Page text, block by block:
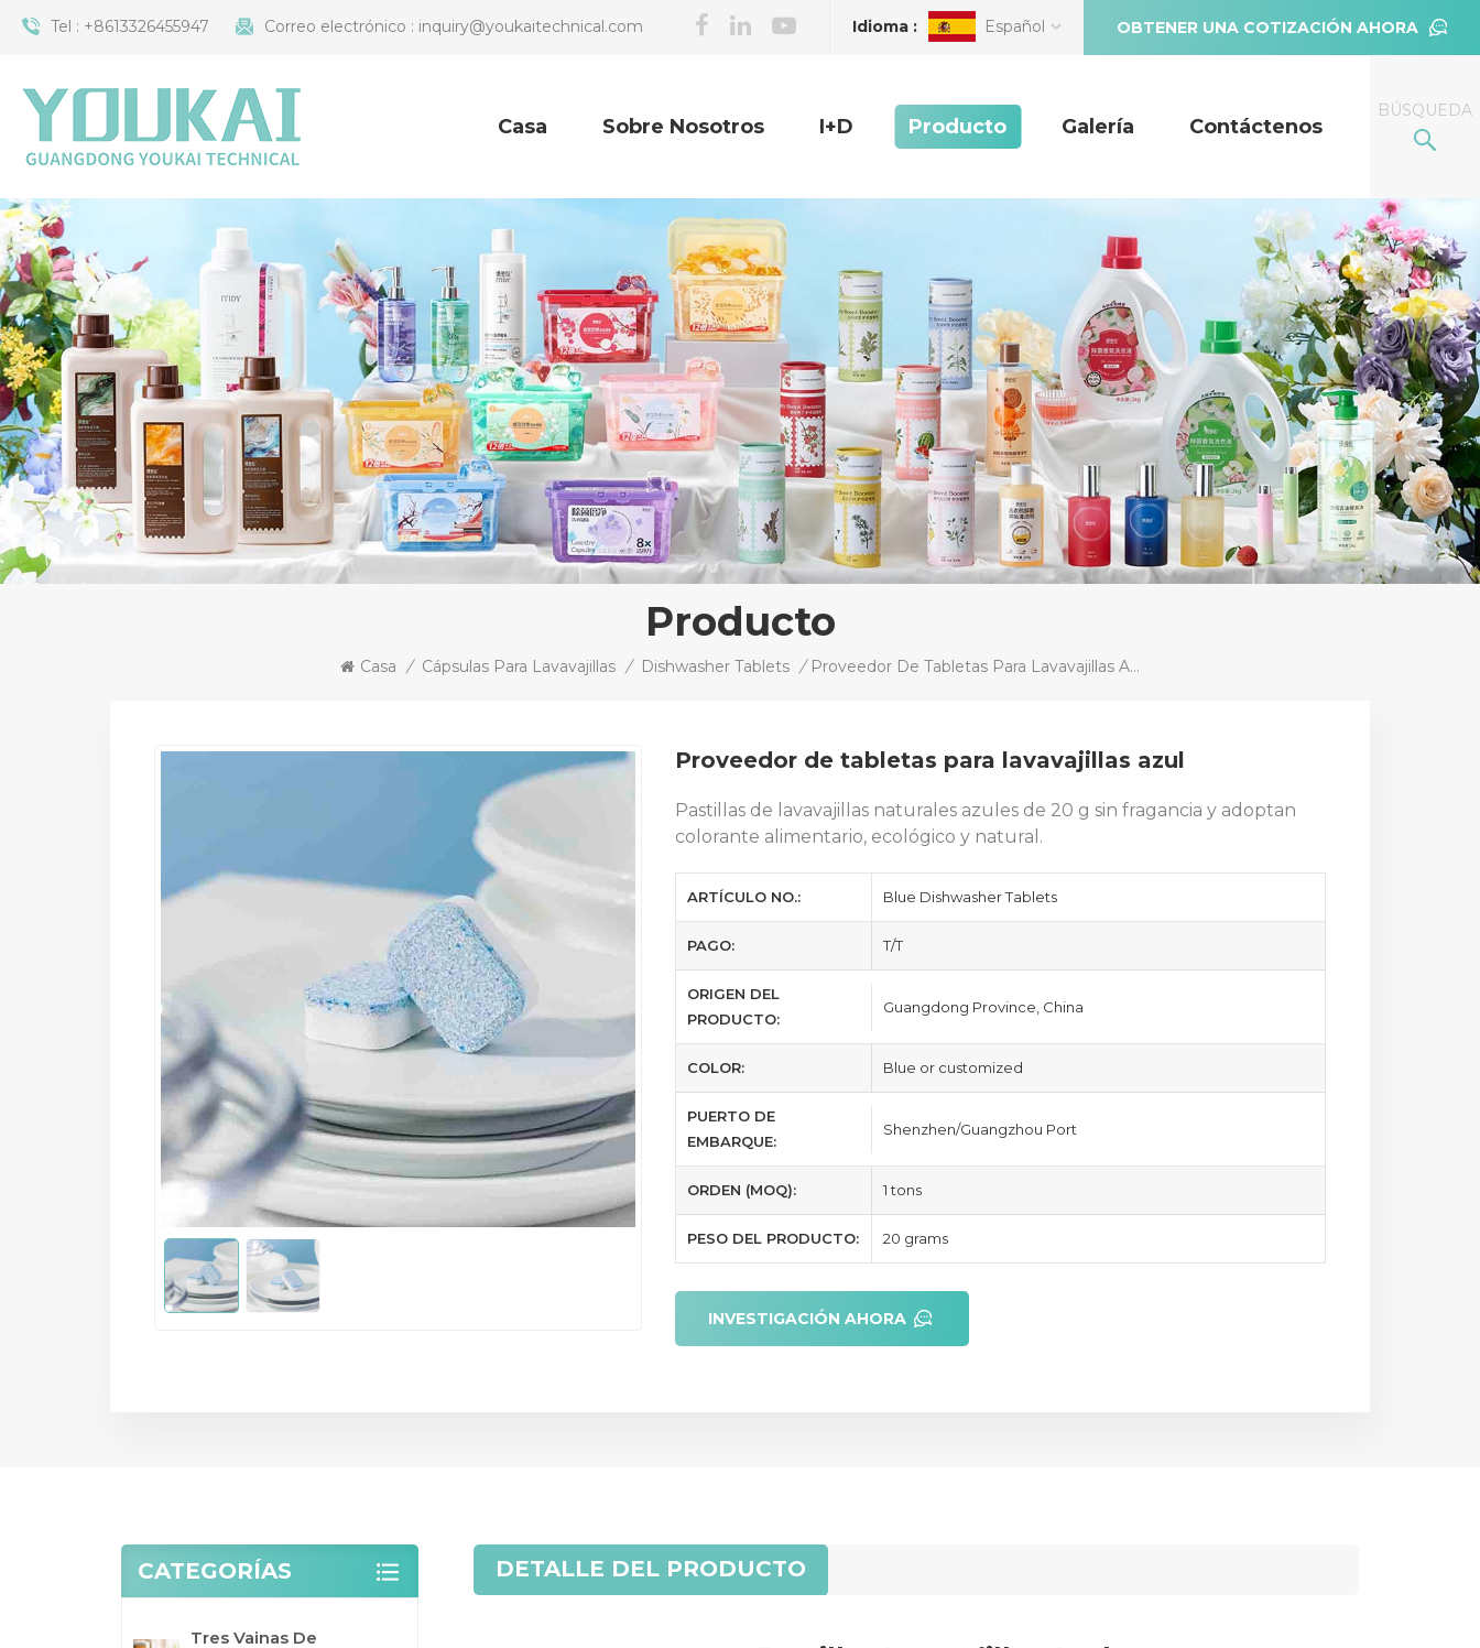
Tel : +8613326455947 Correo electrónico : inquiry@youkaitechnical.com OBTENER UNA COTIZACIÓN AHORA
Idioma : Español
BÚSQUEDA
Casa Sobre Nosotros I+D Producto Galería Contáctenos
Producto
Casa / Cápsulas Para Lavavajillas / Dishwasher Tablets / Proveedor De Tabletas Para Lavavajillas Azul
Proveedor de tabletas para lavavajillas azul
Pastillas de lavavajillas naturales azules de 20 g sin fragancia y adoptan
colorante alimentario, ecológico y natural.
ARTÍCULO NO.: Blue Dishwasher Tablets
PAGO: T/T
ORIGEN DEL
PRODUCTO:
Guangdong Province, China
COLOR: Blue or customized
PUERTO DE
EMBARQUE:
Shenzhen/Guangzhou Port
ORDEN (MOQ): 1 tons
PESO DEL PRODUCTO: 20 grams
INVESTIGACIÓN AHORA
DETALLE DEL PRODUCTO
CATEGORÍAS
Tres Vainas De